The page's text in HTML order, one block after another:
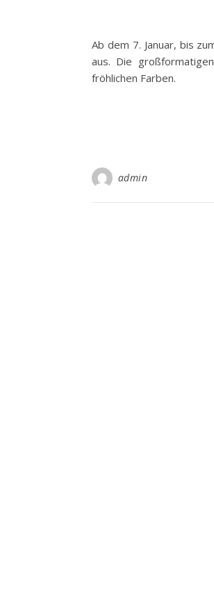
Ab dem 7. Januar, bis
aus. Die
fröhlichen Farben.
admin